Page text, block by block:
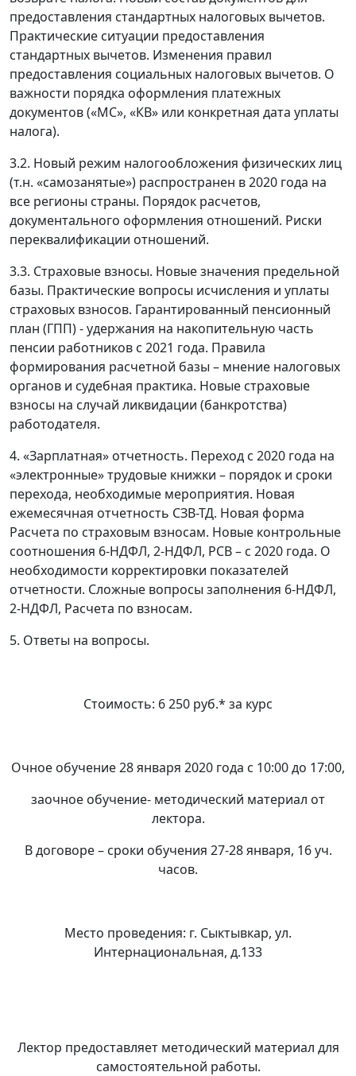
предоставления стандартных налоговых вычетов.
Практические ситуации предоставления
стандартных вычетов. Изменения правил
предоставления социальных налоговых вычетов. О
важности порядка оформления платежных
документов («МС», «КВ» или конкретная дата уплаты
налога).
3.2. Новый режим налогообложения физических лиц
(т.н. «самозанятые») распространен в 2020 года на
все регионы страны. Порядок расчетов,
документального оформления отношений. Риски
переквалификации отношений.
3.3. Страховые взносы. Новые значения предельной
базы. Практические вопросы исчисления и уплаты
страховых взносов. Гарантированный пенсионный
план (ГПП) - удержания на накопительную часть
пенсии работников с 2021 года. Правила
формирования расчетной базы – мнение налоговых
органов и судебная практика. Новые страховые
взносы на случай ликвидации (банкротства)
работодателя.
4. «Зарплатная» отчетность. Переход с 2020 года на
«электронные» трудовые книжки – порядок и сроки
перехода, необходимые мероприятия. Новая
ежемесячная отчетность СЗВ-ТД. Новая форма
Расчета по страховым взносам. Новые контрольные
соотношения 6-НДФЛ, 2-НДФЛ, РСВ – с 2020 года. О
необходимости корректировки показателей
отчетности. Сложные вопросы заполнения 6-НДФЛ,
2-НДФЛ, Расчета по взносам.
5. Ответы на вопросы.
Стоимость: 6 250 руб.* за курс
Очное обучение 28 января 2020 года с 10:00 до 17:00,
заочное обучение- методический материал от
лектора.
В договоре – сроки обучения 27-28 января, 16 уч.
часов.
Место проведения: г. Сыктывкар, ул.
Интернациональная, д.133
Лектор предоставляет методический материал для
самостоятельной работы.